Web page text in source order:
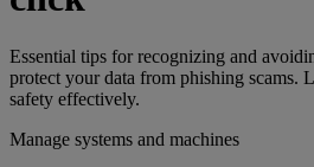
Essential tips for recognizing and
protect your data from phishing scams.
safety effectively.
Manage systems and machines